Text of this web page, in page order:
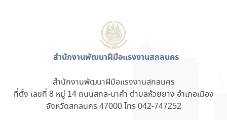
สำนักงานพัฒนาฝีมือแรงงานสกลนคร
สำนักงานพัฒนาฝีมือแรงงานสกลนคร
ที่ตั้ง เลขที่ 8 หมู่ 14 ถนนสกล-นาคำ ตำบลห้วยยาง อำเภอเมือง
จังหวัดสกลนคร 47000 โทร 042-747252